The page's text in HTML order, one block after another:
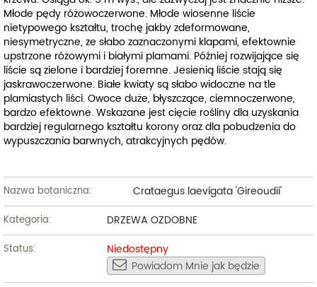
Młode pędy różowoczerwone. Młode wiosenne liście
nietypowego kształtu, trochę jakby zdeformowane,
niesymetryczne, ze słabo zaznaczonymi klapami, efektownie
upstrzone różowymi i białymi plamami. Później rozwijające się
liście są zielone i bardziej foremne. Jesienią liście stają się
jaskrawoczerwone. Białe kwiaty są słabo widoczne na tle
plamiastych liści. Owoce duże, błyszczące, ciemnoczerwone,
bardzo efektowne. Wskazane jest cięcie rośliny dla uzyskania
bardziej regularnego kształtu korony oraz dla pobudzenia do
wypuszczania barwnych, atrakcyjnych pędów.
Nazwa botaniczna: Crataegus laevigata 'Gireoudii'
Kategoria: DRZEWA OZDOBNE
Status:
Niedostępny
Powiadom Mnie jak będzie